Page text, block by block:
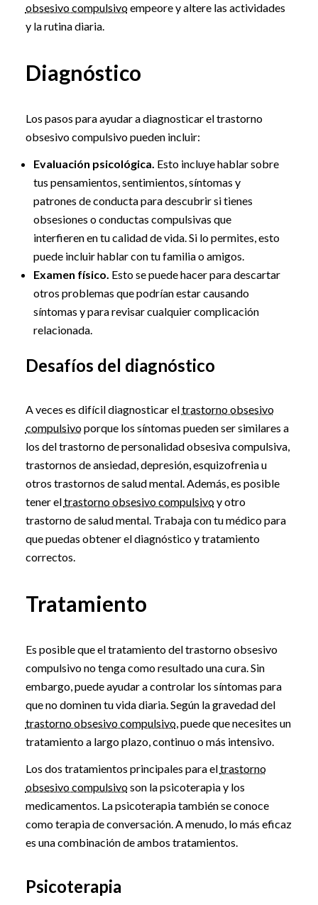
obsesivo compulsivoempeore y altere las actividades
y la rutina diaria.
Diagnóstico
Los pasos para ayudar a diagnosticar el trastorno
obsesivo compulsivo pueden incluir:
Evaluación psicológica. Esto incluye hablar sobre
tus pensamientos, sentimientos, síntomas y
patrones de conducta para descubrir si tienes
obsesiones o conductas compulsivas que
interfieren en tu calidad de vida. Si lo permites, esto
puede incluir hablar con tu familia o amigos.
Examen físico. Esto se puede hacer para descartar
otros problemas que podrían estar causando
síntomas y para revisar cualquier complicación
relacionada.
Desafíos del diagnóstico
A veces es difícil diagnosticar eltrastorno obsesivo
compulsivoporque los síntomas pueden ser similares a
los del trastorno de personalidad obsesiva compulsiva,
trastornos de ansiedad, depresión, esquizofrenia u
otros trastornos de salud mental. Además, es posible
tener eltrastorno obsesivo compulsivoy otro
trastorno de salud mental. Trabaja con tu médico para
que puedas obtener el diagnóstico y tratamiento
correctos.
Tratamiento
Es posible que el tratamiento del trastorno obsesivo
compulsivo no tenga como resultado una cura. Sin
embargo, puede ayudar a controlar los síntomas para
que no dominen tu vida diaria. Según la gravedad del
trastorno obsesivo compulsivo, puede que necesites un
tratamiento a largo plazo, continuo o más intensivo.
Los dos tratamientos principales para eltrastorno
obsesivo compulsivoson la psicoterapia y los
medicamentos. La psicoterapia también se conoce
como terapia de conversación. A menudo, lo más eficaz
es una combinación de ambos tratamientos.
Psicoterapia